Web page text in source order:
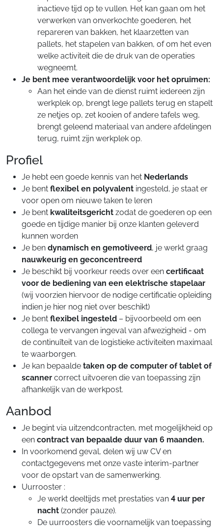
inactieve tijd op te vullen. Het kan gaan om het
verwerken van onverkochte goederen, het
repareren van bakken, het klaarzetten van
pallets, het stapelen van bakken, of om het even
welke activiteit die de druk van de operaties
wegneemt.
Je bent mee verantwoordelijk voor het opruimen:
Aan het einde van de dienst ruimt iedereen zijn
werkplek op, brengt lege pallets terug en stapelt
ze netjes op, zet kooien of andere tafels weg,
brengt geleend materiaal van andere afdelingen
terug, ruimt zijn werkplek op.
Profiel
Je hebt een goede kennis van het Nederlands
Je bent flexibel en polyvalent ingesteld, je staat er
voor open om nieuwe taken te leren
Je bent kwaliteitsgericht zodat de goederen op een
goede en tijdige manier bij onze klanten geleverd
kunnen worden
Je ben dynamisch en gemotiveerd, je werkt graag
nauwkeurig en geconcentreerd
Je beschikt bij voorkeur reeds over een certificaat
voor de bediening van een elektrische stapelaar
(wij voorzien hiervoor de nodige certificatie opleiding
indien je hier nog niet over beschikt)
Je bent flexibel ingesteld – bijvoorbeeld om een
collega te vervangen ingeval van afwezigheid - om
de continuïteit van de logistieke activiteiten maximaal
te waarborgen.
Je kan bepaalde taken op de computer of tablet of
scanner correct uitvoeren die van toepassing zijn
afhankelijk van de werkpost.
Aanbod
Je begint via uitzendcontracten, met mogelijkheid op
een contract van bepaalde duur van 6 maanden.
In voorkomend geval, delen wij uw CV en
contactgegevens met onze vaste interim-partner
voor de opstart van de samenwerking.
Uurrooster :
Je werkt deeltijds met prestaties van 4 uur per
nacht (zonder pauze).
De uurroosters die voornamelijk van toepassing